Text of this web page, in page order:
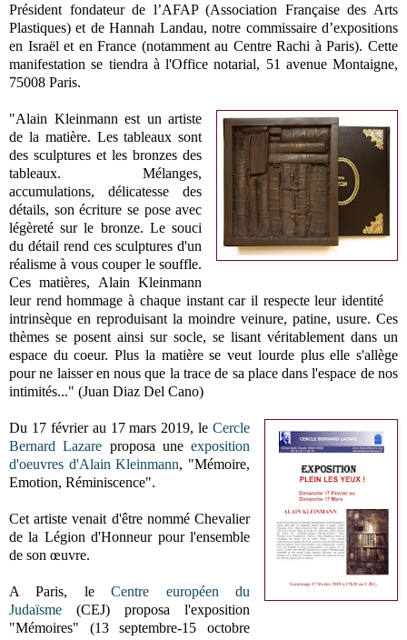
Président fondateur de l’AFAP (Association Française des Arts
Plastiques) et de Hannah Landau, notre commissaire d’expositions
en Israël et en France (notamment au Centre Rachi à Paris). Cette
manifestation se tiendra à l'Office notarial, 51 avenue Montaigne,
75008 Paris.
"Alain Kleinmann est un artiste
de la matière. Les tableaux sont
des sculptures et les bronzes des
tableaux. Mélanges,
accumulations, délicatesse des
détails, son écriture se pose avec
légèreté sur le bronze. Le souci
du détail rend ces sculptures d'un
réalisme à vous couper le souffle.
Ces matières, Alain Kleinmann
leur rend hommage à chaque instant car il respecte leur identité
intrinsèque en reproduisant la moindre veinure, patine, usure. Ces
thèmes se posent ainsi sur socle, se lisant véritablement dans un
espace du coeur. Plus la matière se veut lourde plus elle s'allège
pour ne laisser en nous que la trace de sa place dans l'espace de nos
intimités..." (Juan Diaz Del Cano)
Du 17 février au 17 mars 2019, leCercle
Bernard Lazare proposa uneexposition
d'oeuvres d'Alain Kleinmann, "Mémoire,
Emotion, Réminiscence".
Cet artiste venait d'être nommé Chevalier
de la Légion d'Honneur pour l'ensemble
de son œuvre.
A Paris, leCentre européen du
Judaïsme (CEJ) proposa l'exposition
"Mémoires" (13 septembre-15 octobre